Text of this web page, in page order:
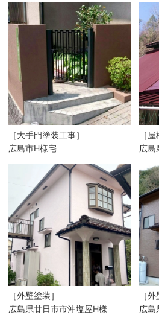
［大手門塗装工事］
広島市H様宅
［
広島
［外壁塗装］
広島県廿日市市沖塩屋H様
［
広島